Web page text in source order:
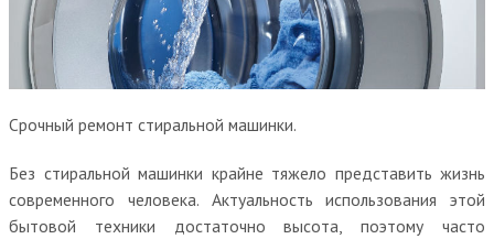
Срочный ремонт стиральной машинки.
Без стиральной машинки крайне тяжело представить жизнь
современного человека. Актуальность использования этой
бытовой техники достаточно высота, поэтому часто